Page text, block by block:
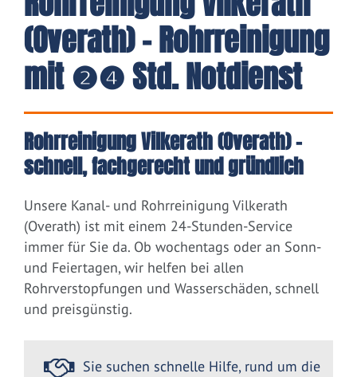
(Overath) - Rohrreinigung
mit ❷❹ Std. Notdienst
Rohrreinigung Vilkerath (Overath) –
schnell, fachgerecht und gründlich
Unsere Kanal- und Rohrreinigung Vilkerath
(Overath) ist mit einem 24-Stunden-Service
immer für Sie da. Ob wochentags oder an Sonn-
und Feiertagen, wir helfen bei allen
Rohrverstopfungen und Wasserschäden, schnell
und preisgünstig.
Sie suchen schnelle Hilfe, rund um die